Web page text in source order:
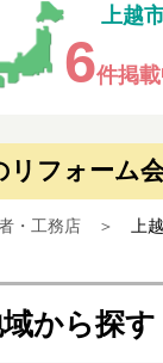
上越
6件掲載
リフォーム
・工務店 上
から探す